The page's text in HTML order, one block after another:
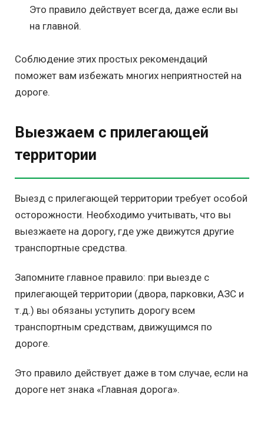
Это правило действует всегда, даже если вы
на главной.
Соблюдение этих простых рекомендаций
поможет вам избежать многих неприятностей на
дороге.
Выезжаем с прилегающей
территории
Выезд с прилегающей территории требует особой
осторожности. Необходимо учитывать, что вы
выезжаете на дорогу, где уже движутся другие
транспортные средства.
Запомните главное правило: при выезде с
прилегающей территории (двора, парковки, АЗС и
т.д.) вы обязаны уступить дорогу всем
транспортным средствам, движущимся по
дороге.
Это правило действует даже в том случае, если на
дороге нет знака «Главная дорога».